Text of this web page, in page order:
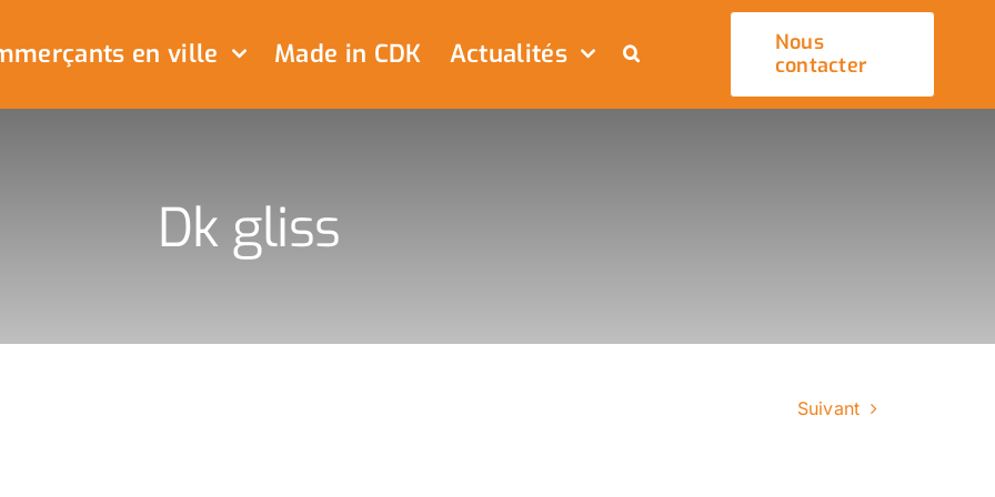
en ville Made in CDK Actualités
Nous
contacter
Dk gliss
Suivant